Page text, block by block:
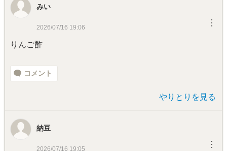
みい
2026/07/16 19:06 ︙
りんご酢
コメント
やりとりを見る
納豆
2026/07/16 19:05 ︙